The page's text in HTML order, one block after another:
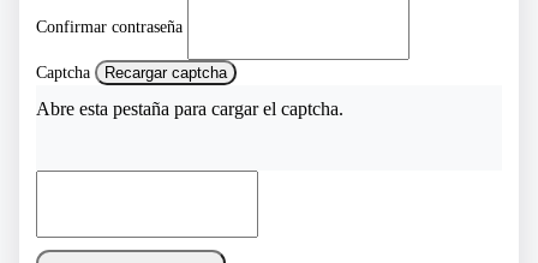
Confirmar contraseña
Captcha Recargar captcha
Abre esta pestaña para cargar el captcha.